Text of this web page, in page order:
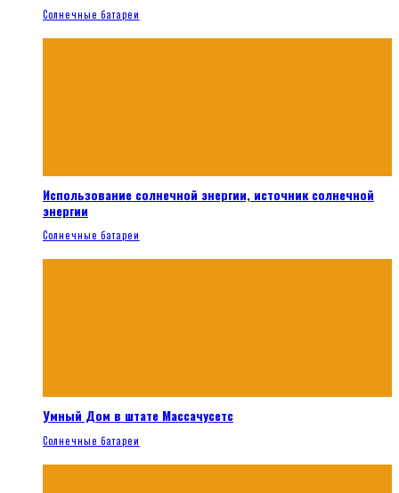
Солнечные батареи
Использование солнечной энергии, источник солнечной
энергии
Солнечные батареи
Умный Дом в штате Массачусетс
Солнечные батареи